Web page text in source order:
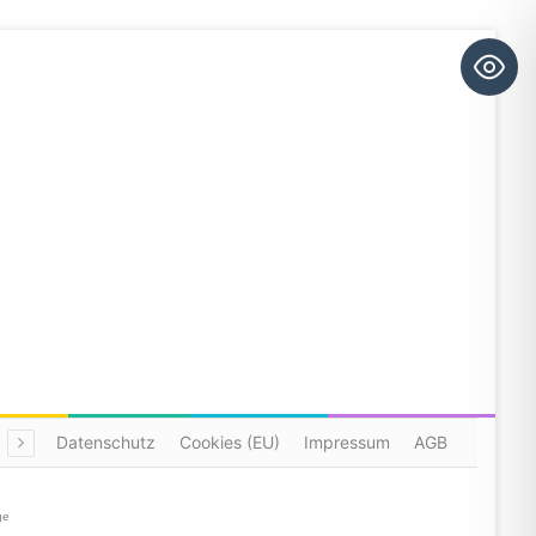
Datenschutz Cookies (EU) Impressum AGB